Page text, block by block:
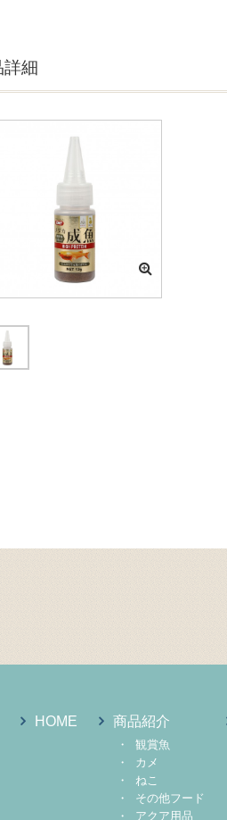
詳細
HOME 商品紹介
観賞魚
カメ
ねこ
その他フード
アクア用品